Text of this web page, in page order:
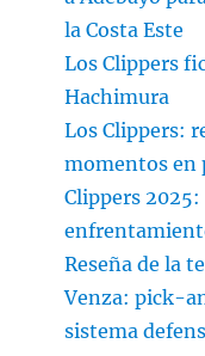
la Costa Este
Los Clippers
Hachimura
Los Clippers:
momentos en
Clippers
Reseña de la
Venza: pick-
sistema